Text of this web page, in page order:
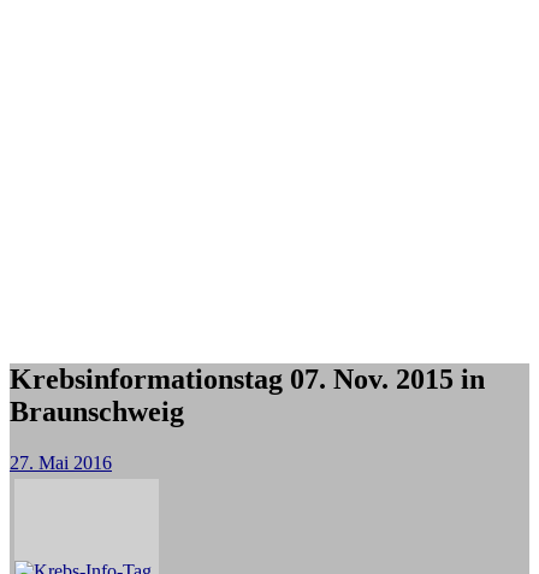
Krebsinformationstag 07. Nov. 2015 in
Braunschweig
27. Mai 2016